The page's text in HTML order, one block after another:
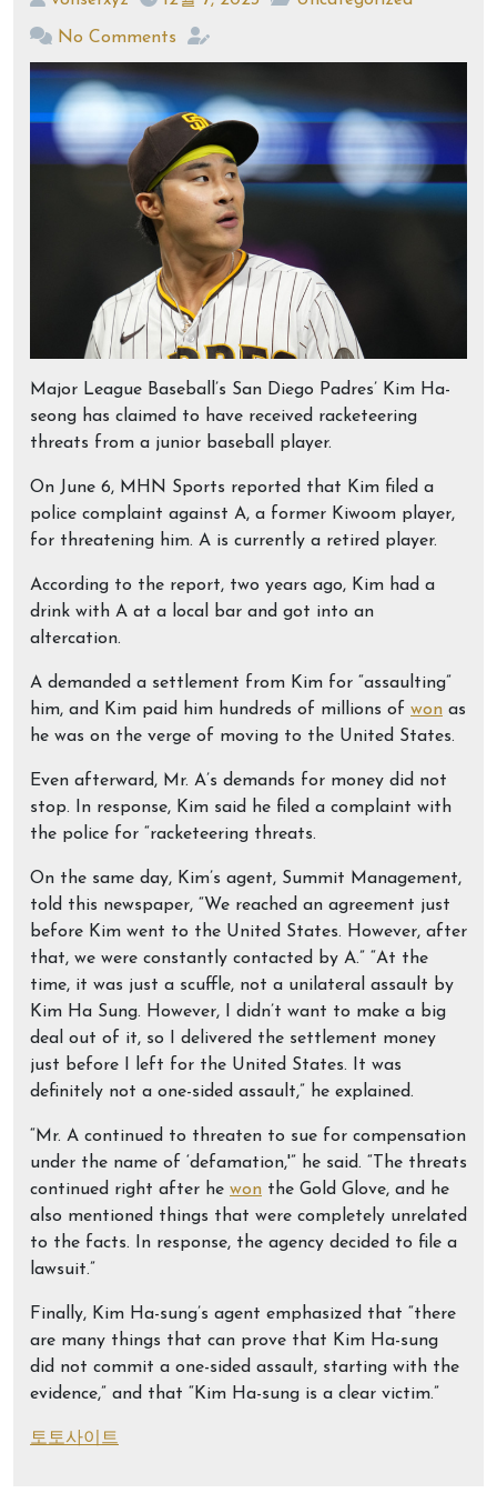
No Comments
Major League Baseball’s San Diego Padres’ Kim Ha-
seong has claimed to have received racketeering
threats from a junior baseball player.
On June 6, MHN Sports reported that Kim filed a
police complaint against A, a former Kiwoom player,
for threatening him. A is currently a retired player.
According to the report, two years ago, Kim had a
drink with A at a local bar and got into an
altercation.
A demanded a settlement from Kim for “assaulting”
him, and Kim paid him hundreds of millions of won as
he was on the verge of moving to the United States.
Even afterward, Mr. A’s demands for money did not
stop. In response, Kim said he filed a complaint with
the police for “racketeering threats.
On the same day, Kim’s agent, Summit Management,
told this newspaper, “We reached an agreement just
before Kim went to the United States. However, after
that, we were constantly contacted by A.” “At the
time, it was just a scuffle, not a unilateral assault by
Kim Ha Sung. However, I didn’t want to make a big
deal out of it, so I delivered the settlement money
just before I left for the United States. It was
definitely not a one-sided assault,” he explained.
“Mr. A continued to threaten to sue for compensation
under the name of ‘defamation,'” he said. “The threats
continued right after he won the Gold Glove, and he
also mentioned things that were completely unrelated
to the facts. In response, the agency decided to file a
lawsuit.”
Finally, Kim Ha-sung’s agent emphasized that “there
are many things that can prove that Kim Ha-sung
did not commit a one-sided assault, starting with the
evidence,” and that “Kim Ha-sung is a clear victim.”
토토사이트